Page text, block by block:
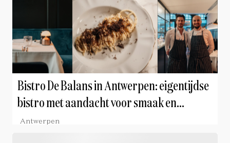
Bistro De Balans in Antwerpen: eigentijdse
bistro met aandacht voor smaak en
evenwicht
Antwerpen